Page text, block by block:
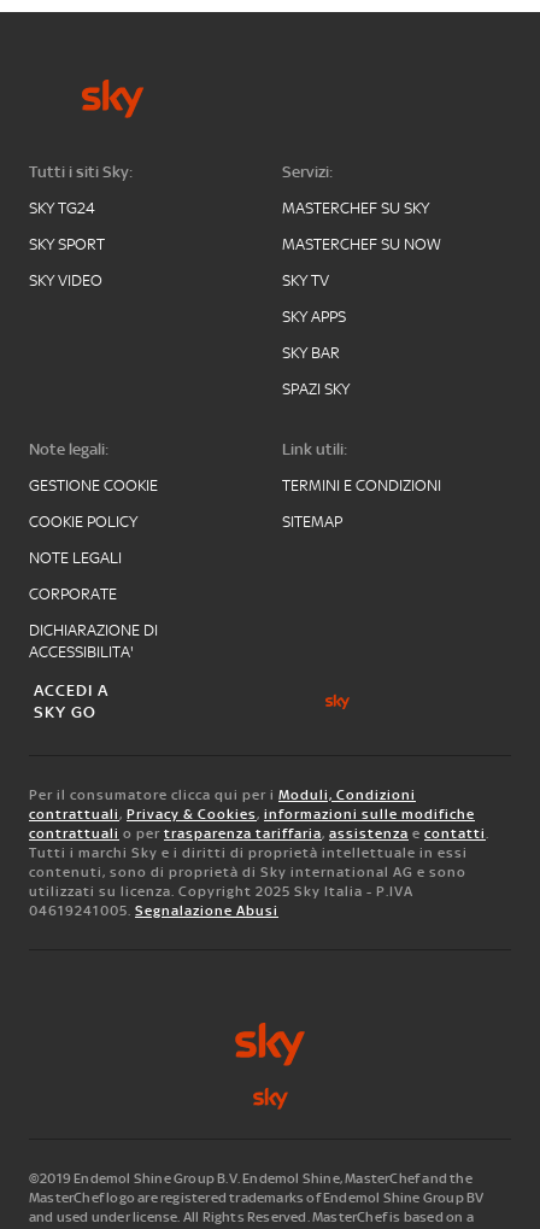
Tutti i siti Sky:
SKY TG24
SKY SPORT
SKY VIDEO
Servizi:
MASTERCHEF SU SKY
MASTERCHEF SU NOW
SKY TV
SKY APPS
SKY BAR
SPAZI SKY
Note legali:
GESTIONE COOKIE
COOKIE POLICY
NOTE LEGALI
CORPORATE
DICHIARAZIONE DI
ACCESSIBILITA'
Link utili:
TERMINI E CONDIZIONI
SITEMAP
ACCEDI A
SKY GO
Per il consumatore clicca qui per i Moduli, Condizioni
contrattuali , Privacy & Cookies, informazioni sulle modifiche
contrattuali o per trasparenza tariffaria, assistenza e contatti
Tutti i marchi Sky e i diritti di proprietà intellettuale in essi
contenuti, sono di proprietà di Sky international AG e sono
utilizzati su licenza. Copyright 2025 Sky Italia - P.IVA
04619241005. Segnalazione Abusi
©2019 Endemol Shine Group B.V. Endemol Shine, MasterChef and the
MasterChef logo are registered trademarks of Endemol Shine Group BV
and used under license. All Rights Reserved. MasterChef is based on a